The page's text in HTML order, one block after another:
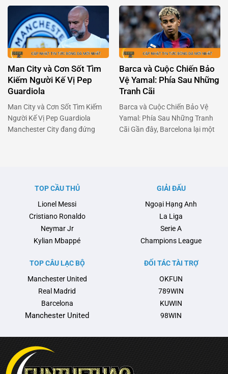
người Hà Lan, gần đây đã gây
bão với phát biểu về Alejandro
Garnacho – tài năng trẻ của
Manchester United. Ông cho
rằng Garnacho, một viên ngọc
sáng giá, đang bị kìm hãm bởi
chính môi trường …
chính là lần chuyển đến Chelsea
vào năm 2022. Chân sút người
Gabon đã dám trải lòng về giai
đoạn u ám ấy, và cách anh đang
tìm …
Man City và Cơn Sốt Tìm
Kiếm Người Kế Vị Pep
Guardiola
Man City và Cơn Sốt Tìm Kiếm
Người Kế Vị Pep Guardiola
Manchester City đang đứng
thế lực không thể cản phá tại
Barca và Cuộc Chiến Bảo
Vệ Yamal: Phía Sau Những
Tranh Cãi
Barca và Cuộc Chiến Bảo Vệ
Yamal: Phía Sau Những Tranh
Cãi Gần đây, Barcelona lại một
đội bóng này với Liên đoàn
TOP CẦU THỦ
Lionel Messi
Cristiano Ronaldo
Neymar Jr
Kylian Mbappé
GIẢI ĐẤU
Ngoại Hạng Anh
La Liga
Serie A
Champions League
TOP CÂU LẠC BỘ
Manchester United
Real Madrid
Barcelona
Manchester United
ĐỐI TÁC TÀI TRỢ
OKFUN
789WIN
KUWIN
98WIN